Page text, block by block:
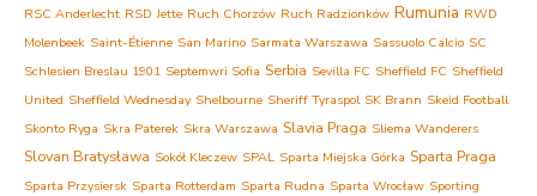
RSC Anderlecht RSD Jette Ruch Chorzów Ruch Radzionków Rumunia RWD
Molenbeek Saint-Étienne San Marino Sarmata Warszawa Sassuolo Calcio SC
Schlesien Breslau 1901 Septemwri Sofia Serbia Sevilla FC Sheffield FC Sheffield
United Sheffield Wednesday Shelbourne Sheriff Tyraspol SK Brann Skeid Football
Skonto Ryga Skra Paterek Skra Warszawa Slavia Praga Sliema Wanderers
Slovan Bratysława Sokół Kleczew SPAL Sparta Miejska Górka Sparta Praga
Sparta Przysiersk Sparta Rotterdam Sparta Rudna Sparta Wrocław Sporting